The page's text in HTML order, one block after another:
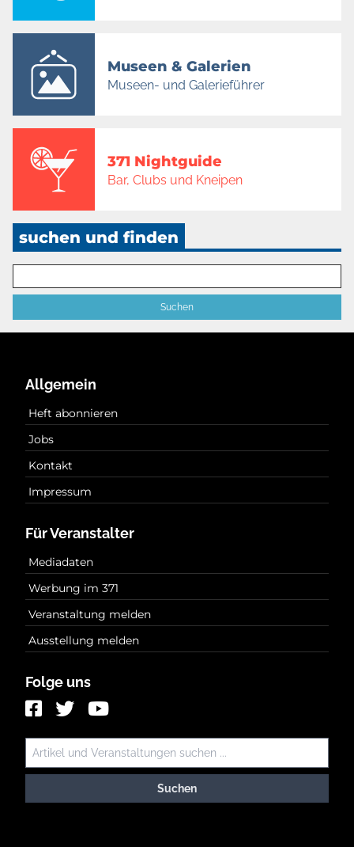
Museen & Galerien
Museen- und Galerieführer
371 Nightguide
Bar, Clubs und Kneipen
suchen und finden
Allgemein
Heft abonnieren
Jobs
Kontakt
Impressum
Für Veranstalter
Mediadaten
Werbung im 371
Veranstaltung melden
Ausstellung melden
Folge uns